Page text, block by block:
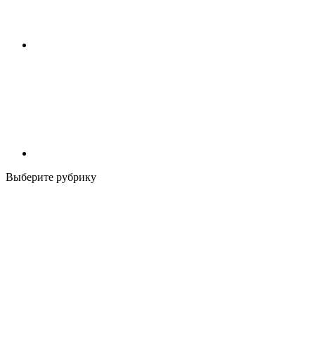
Выберите рубрику